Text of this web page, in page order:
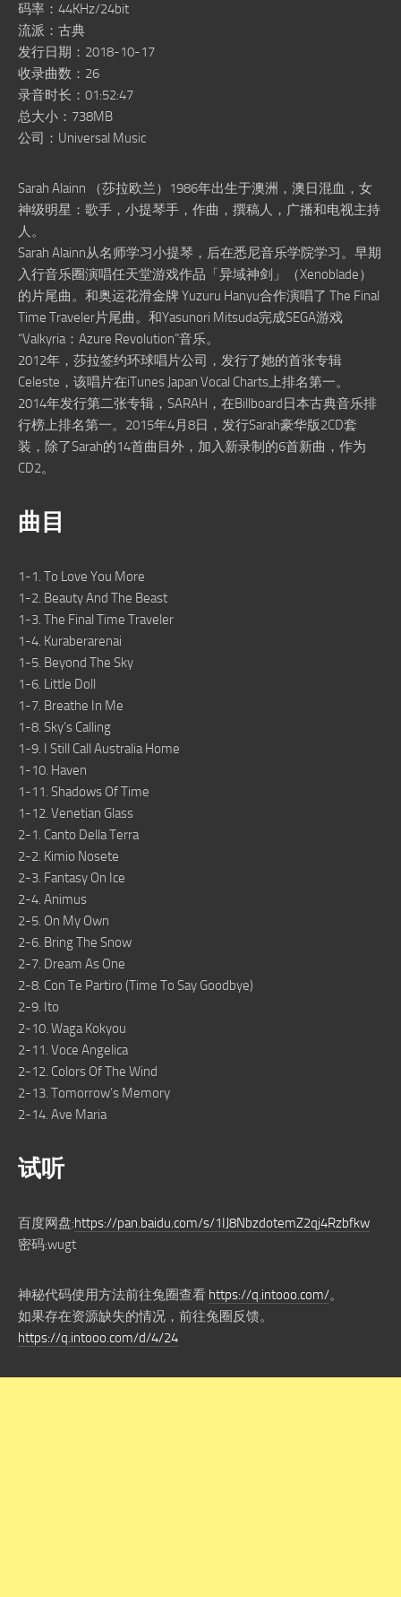
码率：44KHz/24bit
流派：古典
发行日期：2018-10-17
收录曲数：26
录音时长：01:52:47
总大小：738MB
公司：Universal Music
Sarah Alainn （莎拉欧兰）1986年出生于澳洲，澳日混血，女
神级明星：歌手，小提琴手，作曲，撰稿人，广播和电视主持
人。
Sarah Alainn从名师学习小提琴，后在悉尼音乐学院学习。早期
入行音乐圈演唱任天堂游戏作品「异域神剑」（Xenoblade）
的片尾曲。和奥运花滑金牌 Yuzuru Hanyu合作演唱了 The Final
Time Traveler片尾曲。和Yasunori Mitsuda完成SEGA游戏
“Valkyria：Azure Revolution”音乐。
2012年，莎拉签约环球唱片公司，发行了她的首张专辑
Celeste，该唱片在iTunes Japan Vocal Charts上排名第一。
2014年发行第二张专辑，SARAH，在Billboard日本古典音乐排
行榜上排名第一。2015年4月8日，发行Sarah豪华版2CD套
装，除了Sarah的14首曲目外，加入新录制的6首新曲，作为
CD2。
曲目
1-1. To Love You More
1-2. Beauty And The Beast
1-3. The Final Time Traveler
1-4. Kuraberarenai
1-5. Beyond The Sky
1-6. Little Doll
1-7. Breathe In Me
1-8. Sky’s Calling
1-9. I Still Call Australia Home
1-10. Haven
1-11. Shadows Of Time
1-12. Venetian Glass
2-1. Canto Della Terra
2-2. Kimio Nosete
2-3. Fantasy On Ice
2-4. Animus
2-5. On My Own
2-6. Bring The Snow
2-7. Dream As One
2-8. Con Te Partiro (Time To Say Goodbye)
2-9. Ito
2-10. Waga Kokyou
2-11. Voce Angelica
2-12. Colors Of The Wind
2-13. Tomorrow’s Memory
2-14. Ave Maria
试听
百度网盘:https://pan.baidu.com/s/1IJ8NbzdotemZ2qj4Rzbfkw
密码:wugt
神秘代码使用方法前往兔圈查看 https://q.intooo.com/。
如果存在资源缺失的情况，前往兔圈反馈。
https://q.intooo.com/d/4/24